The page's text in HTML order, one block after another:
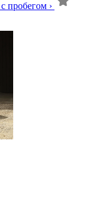
пробегом ›